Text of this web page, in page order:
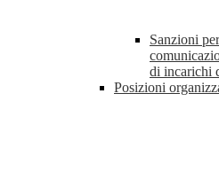
Sanzioni
di incarichi
Posizioni